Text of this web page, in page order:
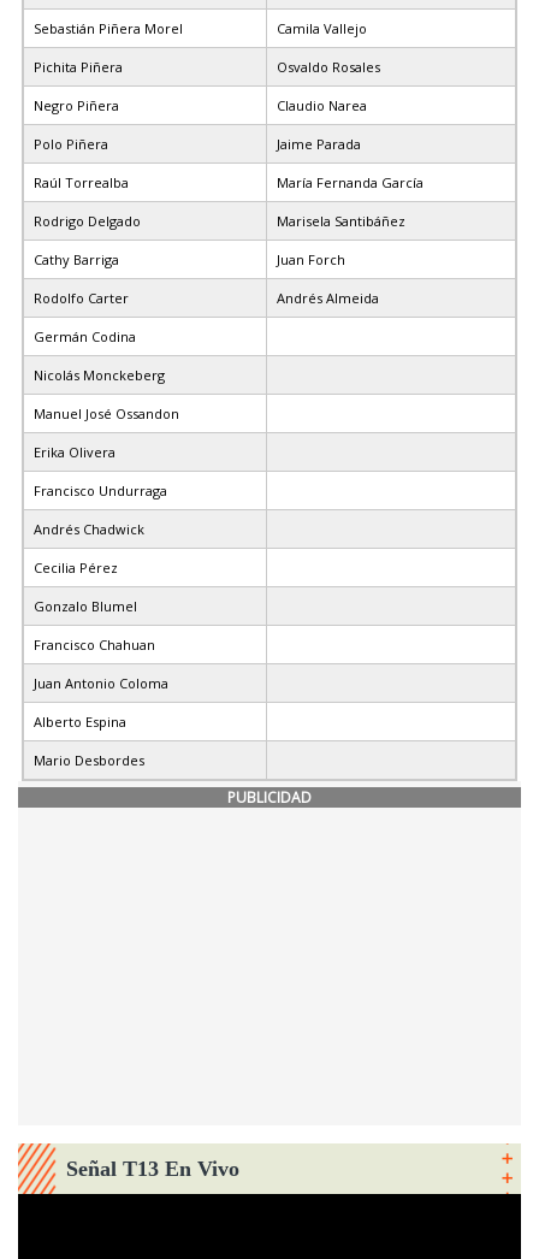
Sebastián Piñera Morel Camila Vallejo
Pichita Piñera Osvaldo Rosales
Negro Piñera Claudio Narea
Polo Piñera Jaime Parada
Raúl Torrealba María Fernanda García
Rodrigo Delgado Marisela Santibáñez
Cathy Barriga Juan Forch
Rodolfo Carter Andrés Almeida
Germán Codina
Nicolás Monckeberg
Manuel José Ossandon
Erika Olivera
Francisco Undurraga
Andrés Chadwick
Cecilia Pérez
Gonzalo Blumel
Francisco Chahuan
Juan Antonio Coloma
Alberto Espina
Mario Desbordes
PUBLICIDAD
Señal T13 En Vivo